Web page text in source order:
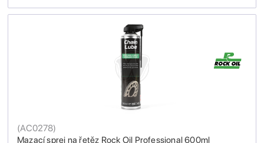
Mazací sprej na řetěz Rock Oil Professional 600ml
(AC0278)